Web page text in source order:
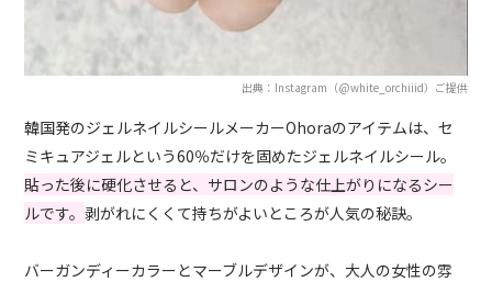
出典：Instagram（@white_orchiiid）ご提供
韓国発のジェルネイルシールメーカーOhoraのアイテムは、セ
ミキュアジェルという60％だけを固めたジェルネイルシール。
貼った後に硬化させると、サロンのような仕上がりになるシー
ルです。剥がれにくくて持ちがよいところが人気の秘訣。
バーガンディーカラーとマーブルデザインが、大人の女性の雰